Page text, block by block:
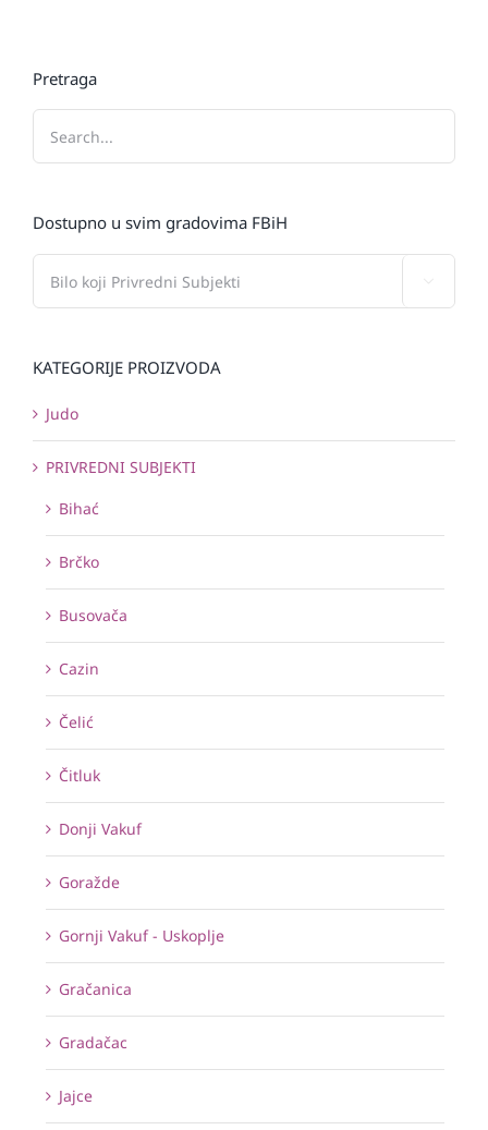
Pretraga
Dostupno u svim gradovima FBiH
KATEGORIJE PROIZVODA
Judo
PRIVREDNI SUBJEKTI
Bihać
Brčko
Busovača
Cazin
Čelić
Čitluk
Donji Vakuf
Goražde
Gornji Vakuf - Uskoplje
Gračanica
Gradačac
Jajce